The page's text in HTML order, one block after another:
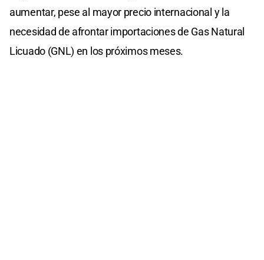
aumentar, pese al mayor precio internacional y la
necesidad de afrontar importaciones de Gas Natural
Licuado (GNL) en los próximos meses.